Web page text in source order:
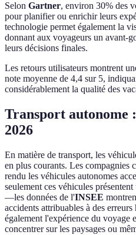
Selon Gartner, environ 30% des
pour planifier ou enrichir leurs
technologie permet également la
donnant aux voyageurs un avant-
leurs décisions finales.
Les retours utilisateurs montrent
note moyenne de 4,4 sur 5,
considérablement la qualité des
Transport autonome
2026
En matière de transport, les
en plus courants. Les compagnies
rendu les véhicules autonomes
seulement ces véhicules
—les données de l'INSEE
accidents attribuables à des
également l'expérience du voyage
concentrer sur les paysages ou